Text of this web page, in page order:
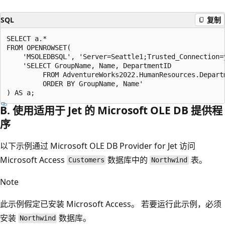
SQL 复制
SELECT a.*
FROM OPENROWSET(
'MSOLEDBSQL',
    'SELECT GroupName, Name, DepartmentID
FROM
         ORDER BY GroupName, Name'
B. 使用适用于 Jet 的 Microsoft OLE DB 提供程
序
以下示例通过 Microsoft OLE DB Provider for Jet 访问
Microsoft Access Customers 数据库中的 Northwind 表。
Note
此示例假定已安装 Microsoft Access。 若要运行此示例，必须
安装 Northwind 数据库。